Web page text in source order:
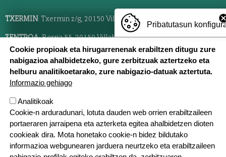
TXERMIN : Txermin z/g, 20150 Villabona,
ZENTROA: Berria 55, 20150 Villabona,943 69 23 21
ZIZURKIL : Pagamuño z/g, 20159 Zizurkil,688 727 206
Sarean
Pribatutasun
Cookie propioak eta hirugarrenenak erabiltzen ditugu zure
nabigazioa ahalbidetzeko, gure zerbitzuak aztertzeko eta
helburu analitikoetarako, zure nabigazio-datuak aztertuta.
Informazio gehiago
Analitikoak
Cookie-n arduradunari, lotuta dauden web orrien erabiltzaileen
portaeraren jarraipena eta azterketa egitea ahalbidetzen dioten
cookieak dira. Mota honetako cookie-n bidez bildutako
informazioa webgunearen jarduera neurtzeko eta erabiltzaileen